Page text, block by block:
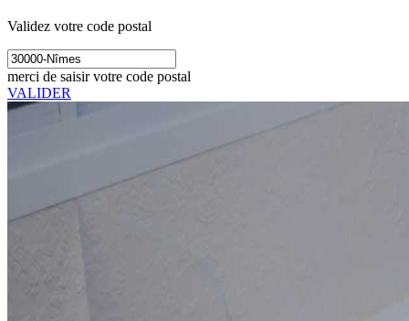
Validez votre code postal
merci de saisir votre code postal
VALIDER